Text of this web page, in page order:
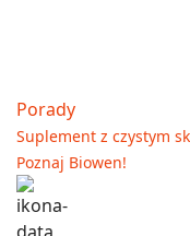
Porady
Suplement z czystym
Poznaj Biowen!